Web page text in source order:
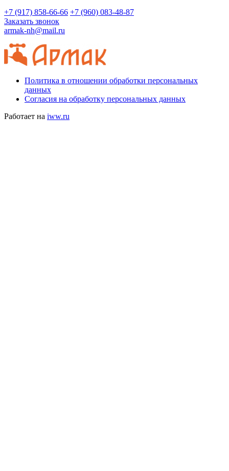
+7 (917) 858-66-66 +7 (960) 083-48-87
Заказать звонок
armak-nh@mail.ru
Политика в отношении обработки персональных
данных
Согласия на обработку персональных данных
Работает на iww.ru